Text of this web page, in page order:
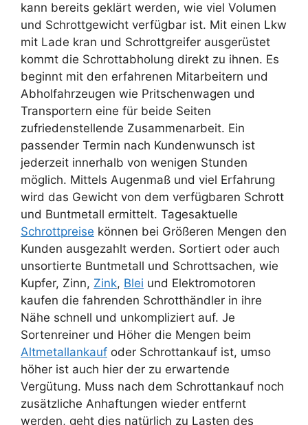
kann bereits geklärt werden, wie viel Volumen
und Schrottgewicht verfügbar ist. Mit einen Lkw
mit Lade kran und Schrottgreifer ausgerüstet
kommt die Schrottabholung direkt zu ihnen. Es
beginnt mit den erfahrenen Mitarbeitern und
Abholfahrzeugen wie Pritschenwagen und
Transportern eine für beide Seiten
zufriedenstellende Zusammenarbeit. Ein
passender Termin nach Kundenwunsch ist
jederzeit innerhalb von wenigen Stunden
möglich. Mittels Augenmaß und viel Erfahrung
wird das Gewicht von dem verfügbaren Schrott
und Buntmetall ermittelt. Tagesaktuelle
Schrottpreise können bei Größeren Mengen den
Kunden ausgezahlt werden. Sortiert oder auch
unsortierte Buntmetall und Schrottsachen, wie
Kupfer, Zinn, Zink, Blei und Elektromotoren
kaufen die fahrenden Schrotthändler in ihre
Nähe schnell und unkompliziert auf. Je
Sortenreiner und Höher die Mengen beim
Altmetallankauf oder Schrottankauf ist, umso
höher ist auch hier der zu erwartende
Vergütung. Muss nach dem Schrottankauf noch
zusätzliche Anhaftungen wieder entfernt
werden, geht dies natürlich zu Lasten des